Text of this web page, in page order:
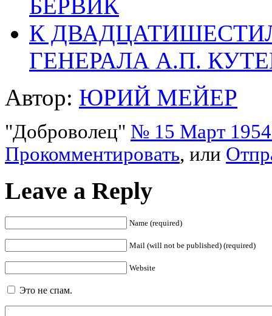
БЕРВИК
К
ГЕНЕРАЛА А.П.
Автор: ЮРИЙ МЕЙЕР
"Доброволец" № 15 Март 1954
Прокомментировать, или
Leave a Reply
Name (required)
Mail (will not be published) (required)
Website
Это не спам.